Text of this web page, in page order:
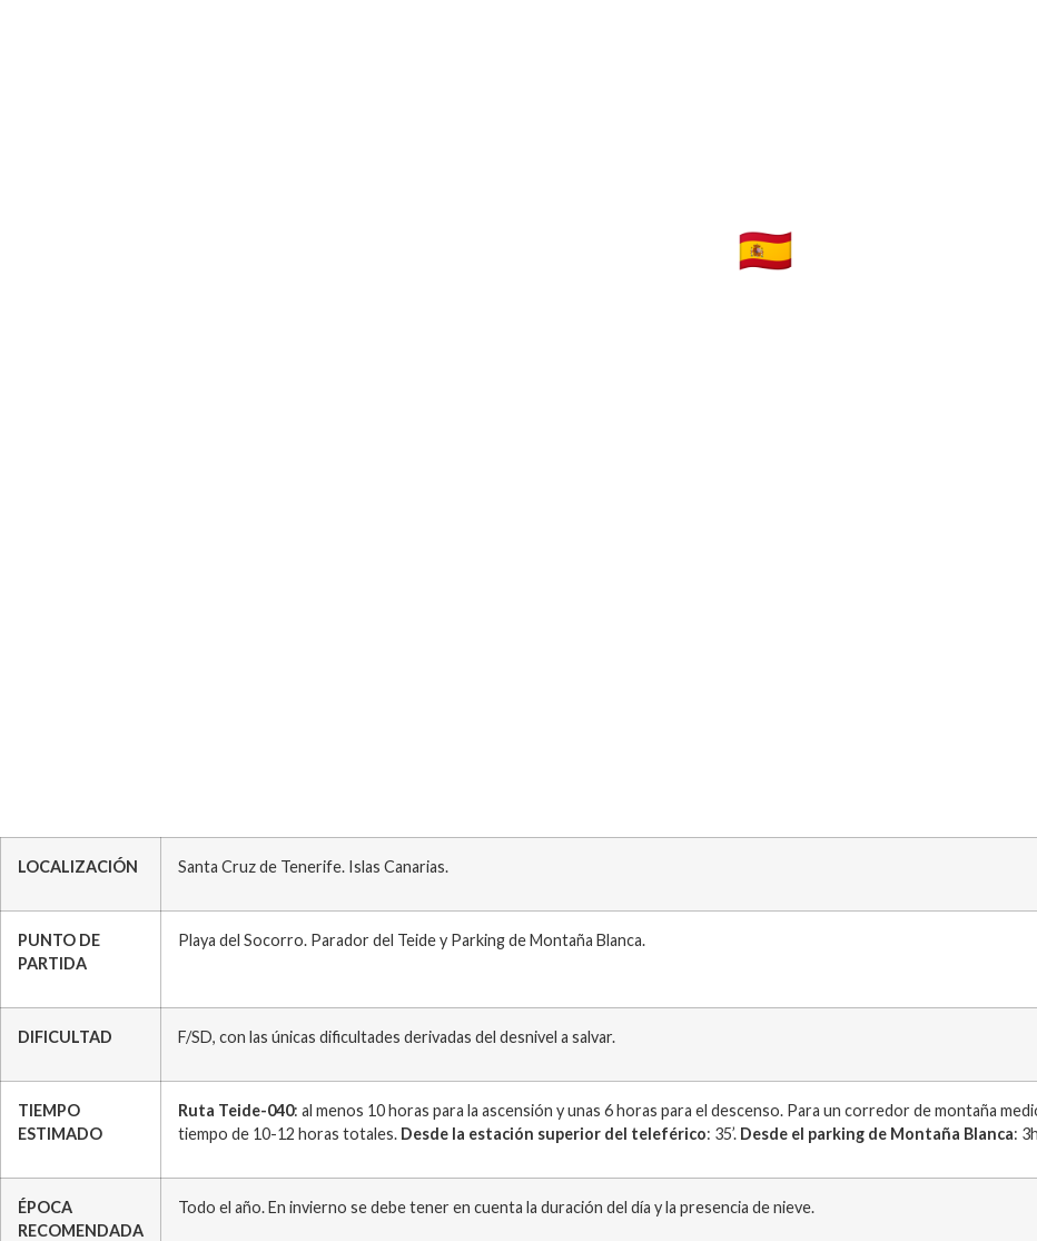
18. ESPAÑA 🇪🇸
LOCALIZACIÓN Santa Cruz de Tenerife. Islas Canarias.
PUNTO DE
PARTIDA
Playa del Socorro. Parador del Teide y Parking de Montaña Blanca.
DIFICULTAD F/SD, con las únicas dificultades derivadas del desnivel a salvar.
TIEMPO
ESTIMADO
Ruta Teide-040: al menos 10 horas para la ascensión y unas 6 horas para el descenso. Para un corredor de montaña
tiempo de 10-12 horas totales. Desde la estación superior del teleférico: 35’. Desde el parking de Montaña Blanca: 3h
ÉPOCA
RECOMENDADA
Todo el año. En invierno se debe tener en cuenta la duración del día y la presencia de nieve.